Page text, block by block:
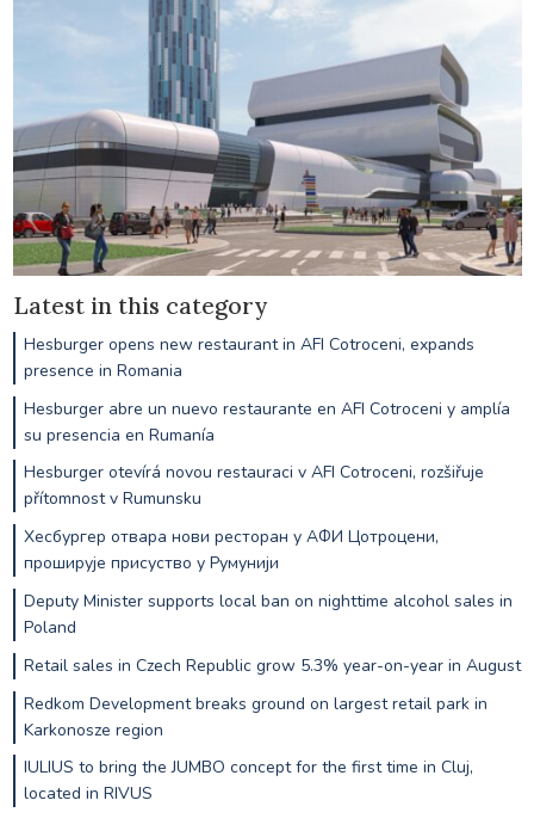
Latest in this category
Hesburger opens new restaurant in AFI Cotroceni, expands
presence in Romania
Hesburger abre un nuevo restaurante en AFI Cotroceni y amplía
su presencia en Rumanía
Hesburger otevírá novou restauraci v AFI Cotroceni, rozšiřuje
přítomnost v Rumunsku
Хесбургер отвара нови ресторан у АФИ Цотроцени,
проширује присуство у Румунији
Deputy Minister supports local ban on nighttime alcohol sales in
Poland
Retail sales in Czech Republic grow 5.3% year-on-year in August
Redkom Development breaks ground on largest retail park in
Karkonosze region
IULIUS to bring the JUMBO concept for the first time in Cluj,
located in RIVUS